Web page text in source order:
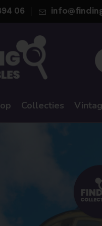
06
Collecties